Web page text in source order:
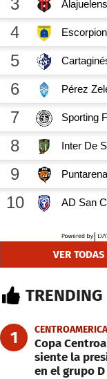
VER
TRENDING
1 CENTROAMERICA
Copa
siente la
en el grupo D